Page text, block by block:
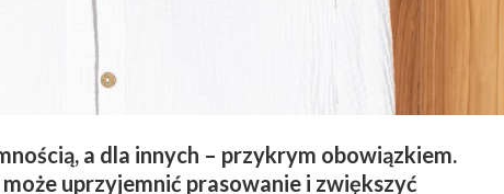
a dla innych – przykrym obowiązkiem.
uprzyjemnić prasowanie i zwiększyć